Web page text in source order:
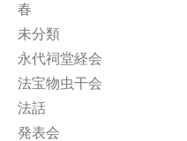
春
未分類
永代祠堂経会
法宝物虫干会
法話
発表会